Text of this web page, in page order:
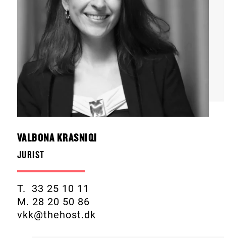
VALBONA KRASNIQI
JURIST
T. 33 25 10 11
M. 28 20 50 86
vkk@thehost.dk